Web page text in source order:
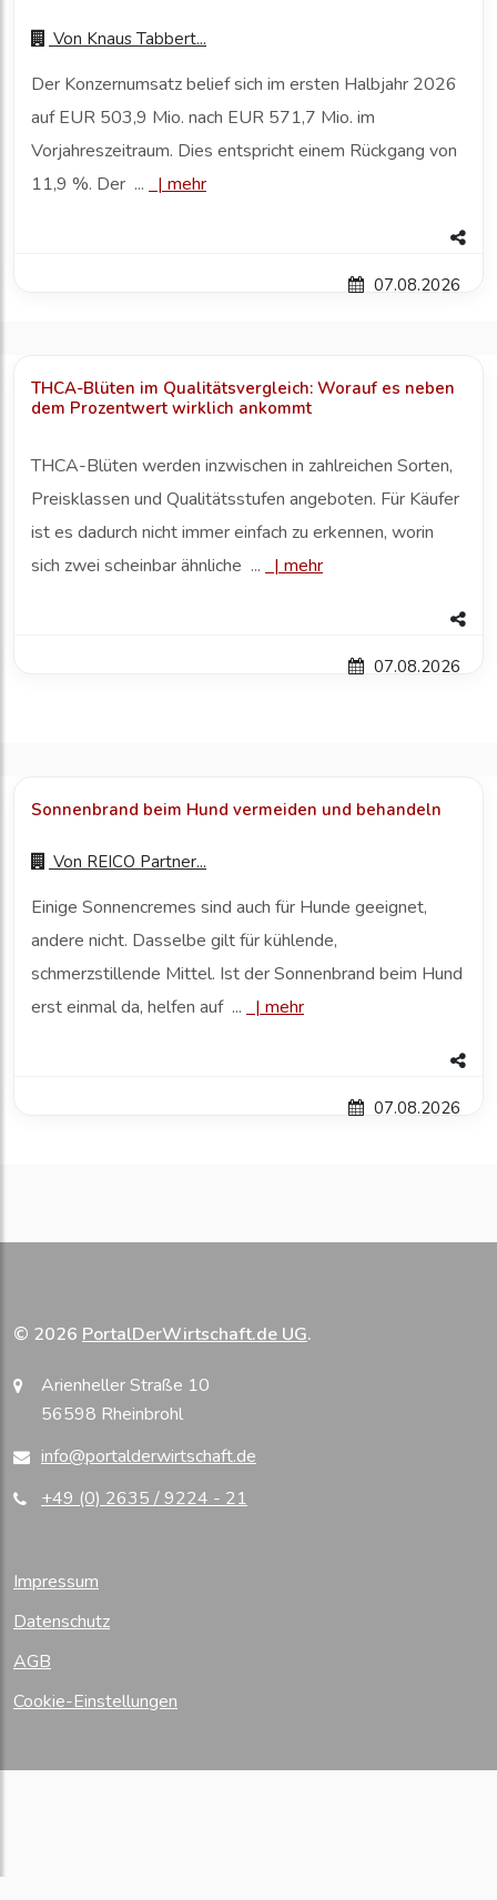
Von Knaus Tabbert...
Der Konzernumsatz belief sich im ersten Halbjahr 2026
auf EUR 503,9 Mio. nach EUR 571,7 Mio. im
Vorjahreszeitraum. Dies entspricht einem Rückgang von
11,9 %. Der ...
| mehr
07.08.2026
THCA-Blüten im Qualitätsvergleich: Worauf es neben
dem Prozentwert wirklich ankommt
THCA-Blüten werden inzwischen in zahlreichen Sorten,
Preisklassen und Qualitätsstufen angeboten. Für Käufer
ist es dadurch nicht immer einfach zu erkennen, worin
sich zwei scheinbar ähnliche ...
| mehr
07.08.2026
Sonnenbrand beim Hund vermeiden und behandeln
Von REICO Partner...
Einige Sonnencremes sind auch für Hunde geeignet,
andere nicht. Dasselbe gilt für kühlende,
schmerzstillende Mittel. Ist der Sonnenbrand beim Hund
erst einmal da, helfen auf ...
| mehr
07.08.2026
© 2026 PortalDerWirtschaft.de UG.
Arienheller Straße 10
56598 Rheinbrohl
info@portalderwirtschaft.de
+49 (0) 2635 / 9224 - 21
Impressum
Datenschutz
AGB
Cookie-Einstellungen